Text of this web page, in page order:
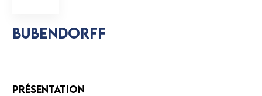
Bubendorff
Présentation